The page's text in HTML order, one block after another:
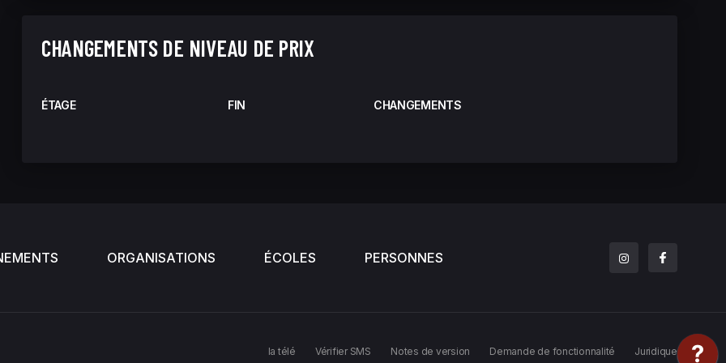
CHANGEMENTS DE NIVEAU DE PRIX
ÉTAGE FIN CHANGEMENTS
ORGANISATIONS ÉCOLES PERSONNES
la télé Vérifier SMS Notes de version Demande de fonctionnalité Juridique